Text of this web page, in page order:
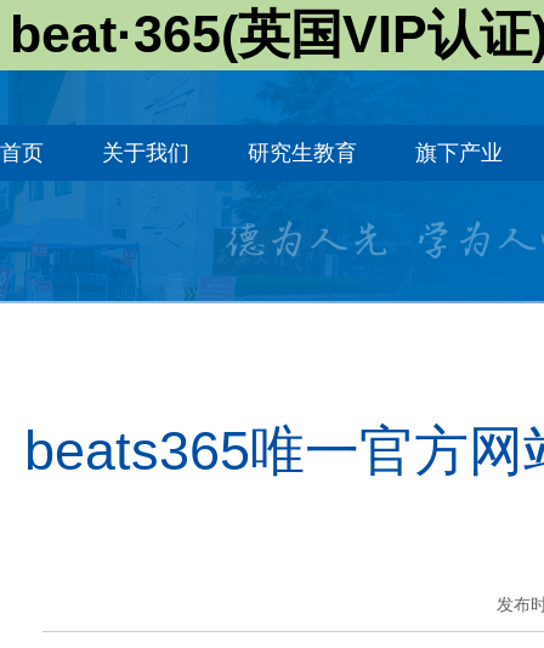
beat·365(英国VIP认
首页 关于我们 研究生教育 旗下产业
beats365唯一官方
发布